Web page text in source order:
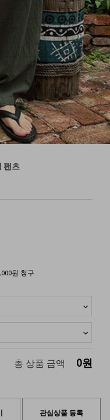
팬츠
원 청구
총 상품 금액 0원
관심상품 등록